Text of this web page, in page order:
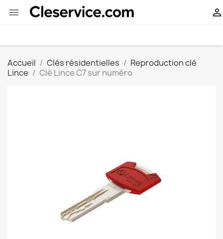
 
Accueil Clés résidentielles
Reproduction clé
Lince
Clé Lince C7 sur numéro